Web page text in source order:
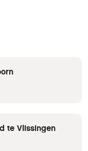
te Vlissingen